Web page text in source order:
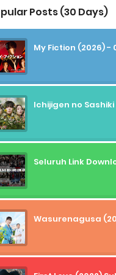
Posts (30 Days)